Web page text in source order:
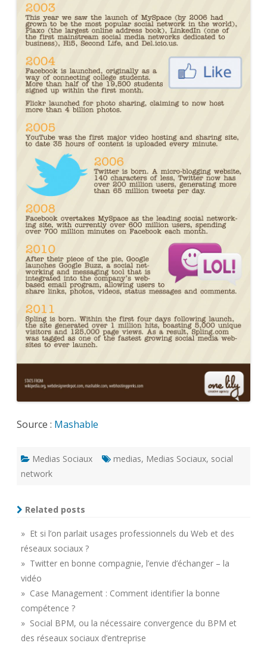
Source : Mashable
Medias Sociaux medias, Medias Sociaux, social
network
Related posts
» Et si l’on parlait usages professionnels du Web et des
réseaux sociaux ?
» Twitter en bonne compagnie, l’envie d’échanger – la
vidéo
» Case Management : Comment identifier la bonne
compétence ?
» Social BPM, ou la nécessaire convergence du BPM et
des réseaux sociaux d’entreprise